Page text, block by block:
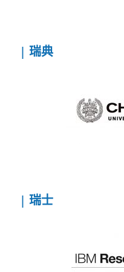
| 瑞典
| 瑞士